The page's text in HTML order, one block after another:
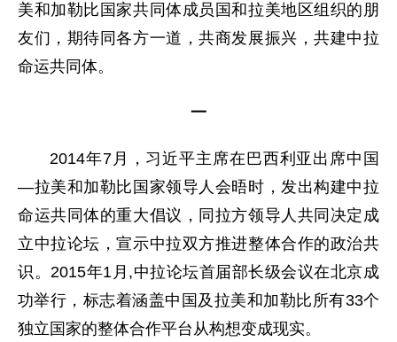
美和加勒比国家共同体成员国和拉美地区组织的朋
友们，期待同各方一道，共商发展振兴，共建中拉
命运共同体。
一
2014年7月，习近平主席在巴西利亚出席中国
—拉美和加勒比国家领导人会晤时，发出构建中拉
命运共同体的重大倡议，同拉方领导人共同决定成
立中拉论坛，宣示中拉双方推进整体合作的政治共
识。2015年1月,中拉论坛首届部长级会议在北京成
功举行，标志着涵盖中国及拉美和加勒比所有33个
独立国家的整体合作平台从构想变成现实。